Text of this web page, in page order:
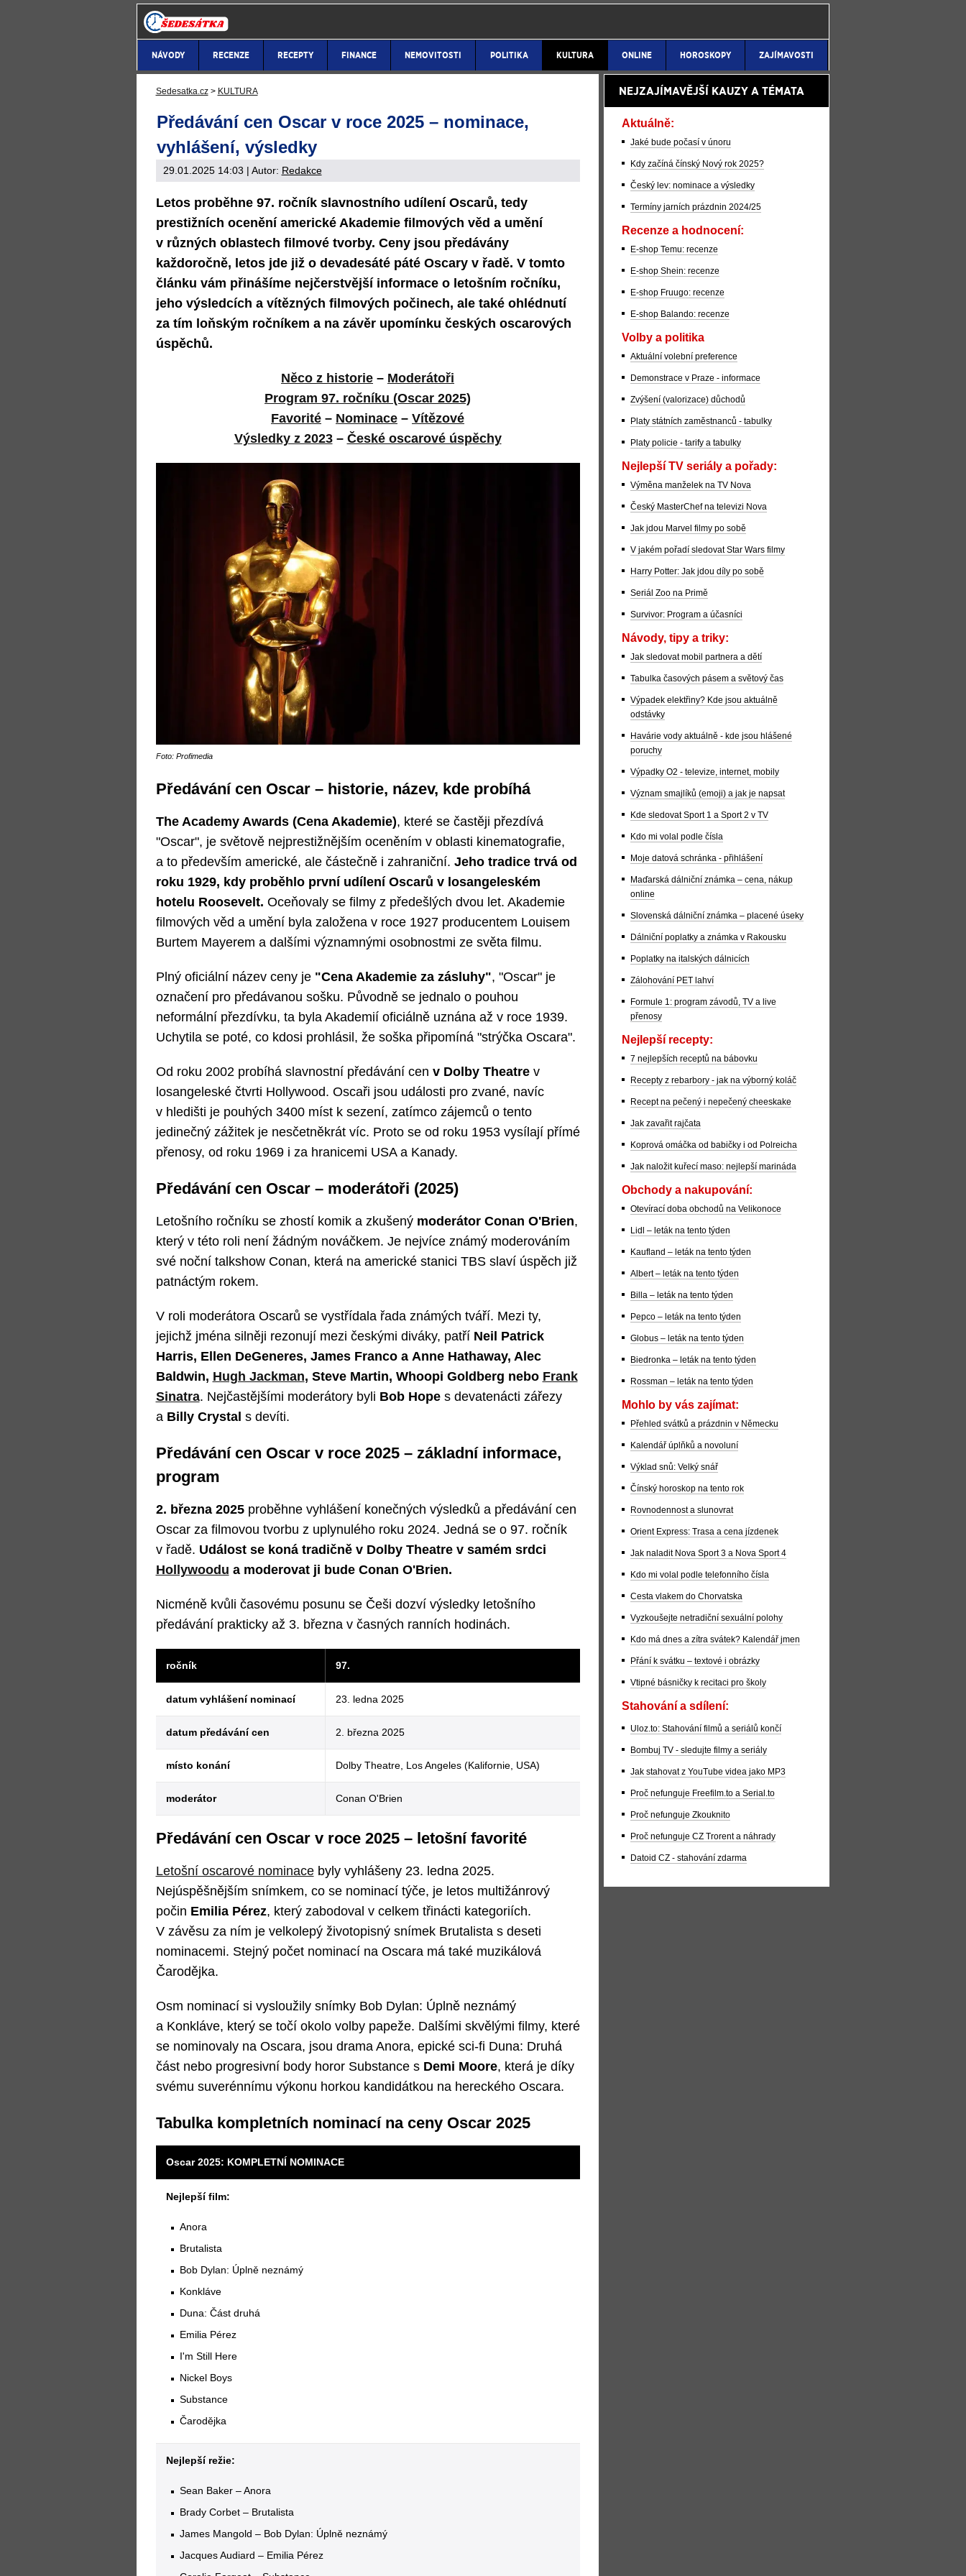
NÁVODY RECENZE RECEPTY FINANCE NEMOVITOSTI POLITIKA KULTURA ONLINE HOROSKOPY ZAJÍMAVOSTI
Sedesatka.cz > KULTURA
Předávání cen Oscar v roce 2025 – nominace,
vyhlášení, výsledky
29.01.2025 14:03 | Autor: Redakce
Letos proběhne 97. ročník slavnostního udílení Oscarů, tedy
prestižních ocenění americké Akademie filmových věd a umění
v různých oblastech filmové tvorby. Ceny jsou předávány
každoročně, letos jde již o devadesáté páté Oscary v řadě. V tomto
článku vám přinášíme nejčerstvější informace o letošním ročníku,
jeho výsledcích a vítězných filmových počinech, ale také ohlédnutí
za tím loňským ročníkem a na závěr upomínku českých oscarových
úspěchů.
Něco z historie – Moderátoři
Program 97. ročníku (Oscar 2025)
Favorité – Nominace – Vítězové
Výsledky z 2023– České oscarové úspěchy
Foto: Profimedia
Předávání cen Oscar – historie, název, kde probíhá
The Academy Awards (Cena Akademie), které se častěji přezdívá
"Oscar", je světově nejprestižnějším oceněním v oblasti kinematografie,
a to především americké, ale částečně i zahraniční. Jeho tradice trvá od
roku 1929, kdy proběhlo první udílení Oscarů v losangeleském
hotelu Roosevelt. Oceňovaly se filmy z předešlých dvou let. Akademie
filmových věd a umění byla založena v roce 1927 producentem Louisem
Burtem Mayerem a dalšími významnými osobnostmi ze světa filmu.
Plný oficiální název ceny je "Cena Akademie za zásluhy", "Oscar" je
označení pro předávanou sošku. Původně se jednalo o pouhou
neformální přezdívku, ta byla Akademií oficiálně uznána až v roce 1939.
Uchytila se poté, co kdosi prohlásil, že soška připomíná "strýčka Oscara".
Od roku 2002 probíhá slavnostní předávání cen v Dolby Theatre v
losangeleské čtvrti Hollywood. Oscaři jsou události pro zvané, navíc
v hledišti je pouhých 3400 míst k sezení, zatímco zájemců o tento
jedinečný zážitek je nesčetněkrát víc. Proto se od roku 1953 vysílají přímé
přenosy, od roku 1969 i za hranicemi USA a Kanady.
Předávání cen Oscar – moderátoři (2025)
Letošního ročníku se zhostí komik a zkušený moderátor Conan O'Brien,
který v této roli není žádným nováčkem. Je nejvíce známý moderováním
své noční talkshow Conan, která na americké stanici TBS slaví úspěch již
patnáctým rokem.
V roli moderátora Oscarů se vystřídala řada známých tváří. Mezi ty,
jejichž jména silněji rezonují mezi českými diváky, patří Neil Patrick
Harris, Ellen DeGeneres, James Franco a Anne Hathaway, Alec
Baldwin, Hugh Jackman, Steve Martin, Whoopi Goldberg nebo Frank
Sinatra. Nejčastějšími moderátory byli Bob Hopes devatenácti zářezy
a Billy Crystal s devíti.
Předávání cen Oscar v roce 2025 – základní informace,
program
2. března 2025proběhne vyhlášení konečných výsledků a předávání cen
Oscar za filmovou tvorbu z uplynulého roku 2024. Jedná se o 97. ročník
v řadě. Událost se koná tradičně v Dolby Theatre v samém srdci
Hollywoodu a moderovat ji bude Conan O'Brien.
Nicméně kvůli časovému posunu se Češi dozví výsledky letošního
předávání prakticky až 3. března v časných ranních hodinách.
ročník 97.
datum vyhlášení nominací 23. ledna 2025
datum předávání cen 2. března 2025
místo konání Dolby Theatre, Los Angeles (Kalifornie, USA)
moderátor Conan O'Brien
Předávání cen Oscar v roce 2025 – letošní favorité
Letošní oscarové nominacebyly vyhlášeny 23. ledna 2025.
Nejúspěšnějším snímkem, co se nominací týče, je letos multižánrový
počin Emilia Pérez, který zabodoval v celkem třinácti kategoriích.
V závěsu za ním je velkolepý životopisný snímek Brutalista s deseti
nominacemi. Stejný počet nominací na Oscara má také muzikálová
Čarodějka.
Osm nominací si vysloužily snímky Bob Dylan: Úplně neznámý
a Konkláve, který se točí okolo volby papeže. Dalšími skvělými filmy, které
se nominovaly na Oscara, jsou drama Anora, epické sci-fi Duna: Druhá
část nebo progresivní body horor Substance s Demi Moore, která je díky
svému suverénnímu výkonu horkou kandidátkou na hereckého Oscara.
Tabulka kompletních nominací na ceny Oscar 2025
Oscar 2025: KOMPLETNÍ NOMINACE
Nejlepší film:
Anora
Brutalista
Bob Dylan: Úplně neznámý
Konkláve
Duna: Část druhá
Emilia Pérez
I'm Still Here
Nickel Boys
Substance
Čarodějka
Nejlepší režie:
Sean Baker – Anora
Brady Corbet – Brutalista
James Mangold – Bob Dylan: Úplně neznámý
Jacques Audiard – Emilia Pérez
NEJZAJÍMAVĚJŠÍ KAUZY A TÉMATA
Aktuálně:
Jaké bude počasí v únoru
Kdy začíná čínský Nový rok 2025?
Český lev: nominace a výsledky
Termíny jarních prázdnin 2024/25
Recenze a hodnocení:
E-shop Temu: recenze
E-shop Shein: recenze
E-shop Fruugo: recenze
E-shop Balando: recenze
Volby a politika
Aktuální volební preference
Demonstrace v Praze - informace
Zvýšení (valorizace) důchodů
Platy státních zaměstnanců - tabulky
Platy policie - tarify a tabulky
Nejlepší TV seriály a pořady:
Výměna manželek na TV Nova
Český MasterChef na televizi Nova
Jak jdou Marvel filmy po sobě
V jakém pořadí sledovat Star Wars filmy
Harry Potter: Jak jdou díly po sobě
Seriál Zoo na Primě
Survivor: Program a účasníci
Návody, tipy a triky:
Jak sledovat mobil partnera a dětí
Tabulka časových pásem a světový čas
Výpadek elektřiny? Kde jsou aktuálně
odstávky
Havárie vody aktuálně - kde jsou hlášené
poruchy
Výpadky O2 - televize, internet, mobily
Význam smajlíků (emoji) a jak je napsat
Kde sledovat Sport 1 a Sport 2 v TV
Kdo mi volal podle čísla
Moje datová schránka - přihlášení
Maďarská dálniční známka – cena, nákup
online
Slovenská dálniční známka – placené úseky
Dálniční poplatky a známka v Rakousku
Poplatky na italských dálnicích
Zálohování PET lahví
Formule 1: program závodů, TV a live
přenosy
Nejlepší recepty:
7 nejlepších receptů na bábovku
Recepty z rebarbory - jak na výborný koláč
Recept na pečený i nepečený cheeskake
Jak zavařit rajčata
Koprová omáčka od babičky i od Polreicha
Jak naložit kuřecí maso: nejlepší marináda
Obchody a nakupování:
Otevírací doba obchodů na Velikonoce
Lidl – leták na tento týden
Kaufland – leták na tento týden
Albert – leták na tento týden
Billa – leták na tento týden
Pepco – leták na tento týden
Globus – leták na tento týden
Biedronka – leták na tento týden
Rossman – leták na tento týden
Mohlo by vás zajímat:
Přehled svátků a prázdnin v Německu
Kalendář úplňků a novoluní
Výklad snů: Velký snář
Čínský horoskop na tento rok
Rovnodennost a slunovrat
Orient Express: Trasa a cena jízdenek
Jak naladit Nova Sport 3 a Nova Sport 4
Kdo mi volal podle telefonního čísla
Cesta vlakem do Chorvatska
Vyzkoušejte netradiční sexuální polohy
Kdo má dnes a zítra svátek? Kalendář jmen
Přání k svátku – textové i obrázky
Vtipné básničky k recitaci pro školy
Stahování a sdílení:
Uloz.to: Stahování filmů a seriálů končí
Bombuj TV - sledujte filmy a seriály
Jak stahovat z YouTube videa jako MP3
Proč nefunguje Freefilm.to a Serial.to
Proč nefunguje Zkouknito
Proč nefunguje CZ Trorent a náhrady
Datoid CZ - stahování zdarma